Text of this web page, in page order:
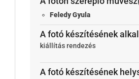
Feledy Gyula
A fotó készítésének
kiállítás rendezés
A fotó készítésének